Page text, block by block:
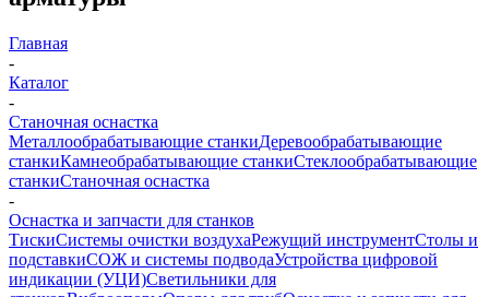
Главная
-
Каталог
-
Станочная оснастка
Металлообрабатывающие станкиДеревообрабатывающие
станкиКамнеобрабатывающие станкиСтеклообрабатывающие
станкиСтаночная оснастка
-
Оснастка и запчасти для станков
ТискиСистемы очистки воздухаРежущий инструментСтолы и
подставкиСОЖ и системы подводаУстройства цифровой
индикации (УЦИ)Светильники для